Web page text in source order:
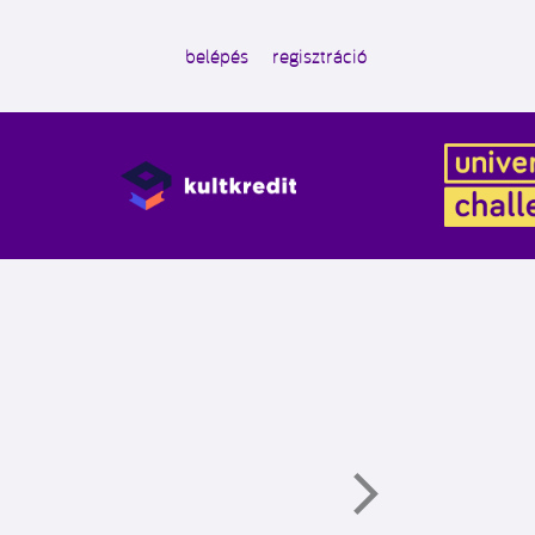
belépés regisztráció